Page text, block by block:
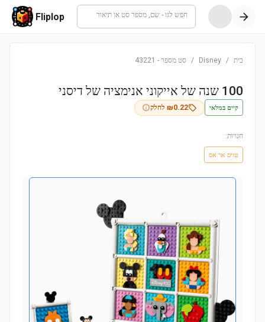
חפש לגו - שם, מספר סט או תיאור Fliplop
בית /
Disney
/ סט מספר -
43221
100 שנה של אייקוני אנימציה של דיסני
קיים במלאי ₪0.22 לחלק
חנויות:
טויס אר אס